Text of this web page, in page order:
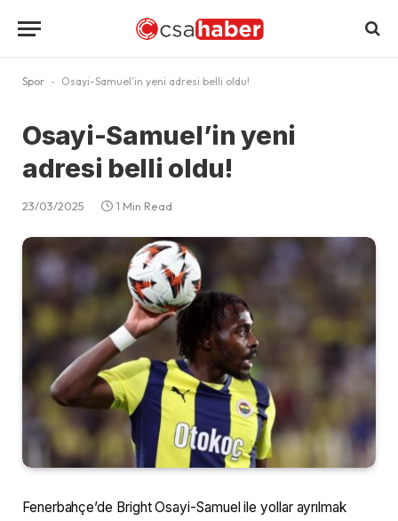
Spor - Osayi-Samuel’in yeni adresi belli oldu!
Osayi-Samuel’in yeni
adresi belli oldu!
23/03/2025 1 Min Read
Fenerbahçe’de Bright Osayi-Samuel ile yollar ayrılmak